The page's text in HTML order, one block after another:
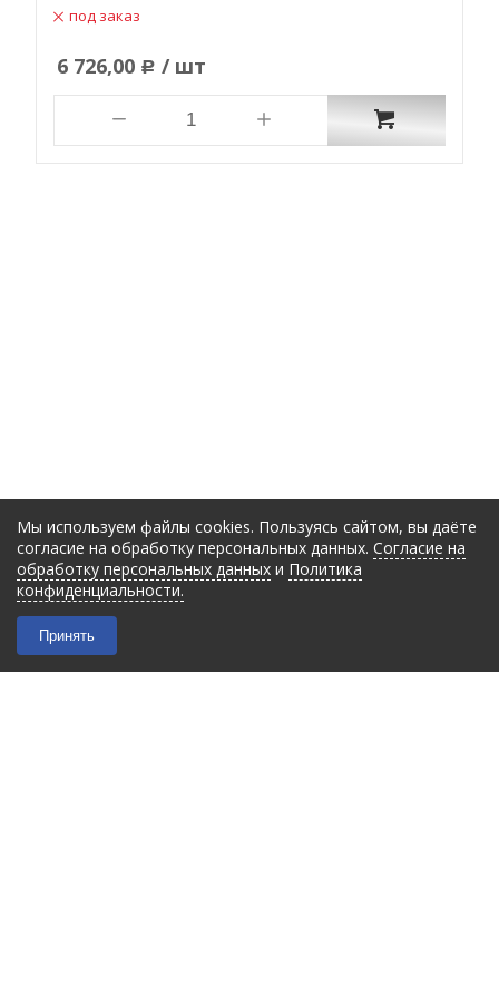
под заказ
6 726,00 Р / шт
Мы используем файлы cookies. Пользуясь сайтом, вы даёте
согласие на обработку персональных данных. Согласие на
обработку персональных данных и Политика
конфиденциальности.
Принять